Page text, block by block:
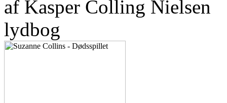
af Kasper Colling Nielsen
lydbog